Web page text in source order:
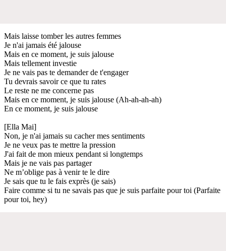
Mais laisse tomber les autres femmes
Je n'ai jamais été jalouse
Mais en ce moment, je suis jalouse
Mais tellement investie
Je ne vais pas te demander de t'engager
Tu devrais savoir ce que tu rates
Le reste ne me concerne pas
Mais en ce moment, je suis jalouse (Ah-ah-ah-ah)
En ce moment, je suis jalouse
[Ella Mai]
Non, je n'ai jamais su cacher mes sentiments
Je ne veux pas te mettre la pression
J'ai fait de mon mieux pendant si longtemps
Mais je ne vais pas partager
Ne m’oblige pas à venir te le dire
Je sais que tu le fais exprès (je sais)
Faire comme si tu ne savais pas que je suis parfaite pour toi (Parfaite
pour toi, hey)